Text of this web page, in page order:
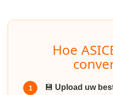
Hoe
1 💾 Upload uw